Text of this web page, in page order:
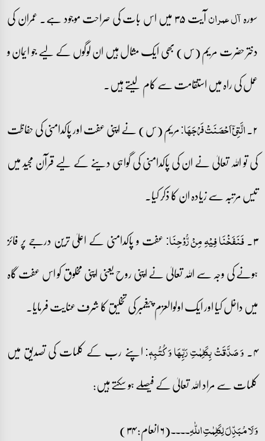
سورہآل عمران
آیت ۳۵ میں اس بات کی صراحت موجود ہے۔ عمران کی
دختر حضرت مریم (س) بھی ایک مثال ہیں ان لوگوں کے لیے جو ایمان و
عمل کی راہ میں استقامت سے کام لیتے ہیں۔
۲۔ الَّتِیۡۤ اَحۡصَنَتۡ فَرۡجَہَا:مریم (س) نے اپنی عفت اور پاکدامنی کی حفاظت
کی تو اللہ تعالیٰ نے ان کی پاکدامنی کی گواہی دینے کے لیے قرآن مجید میں
تیس مرتبہ سے زیادہ ان کا ذکر کیا۔
۳۔ فَنَفَخۡنَا فِیۡہِ مِنۡ رُّوۡحِنَا:عفت و پاکدامنی کے اعلیٰ ترین درجے پر فائز
ہونے کی وجہ سے اللہ تعالیٰ نے اپنی روح یعنی اپنی مخلوق کو اس عفت گاہ
میں داخل کیا اور ایک اولوالعزم پیغمبر کی تخلیق کا شرف عنایت فرمایا۔
۴۔ وَ صَدَّقَتۡ بِکَلِمٰتِ رَبِّہَا وَ کُتُبِہٖ:اپنے رب کے کلمات کی تصدیق میں
کلمات سے مراد اللہ تعالیٰ کے فیصلے ہو سکتے ہیں:
وَ لَا مُبَدِّلَ لِکَلِمٰتِ اللّٰہِ۔۔۔۔(۶ انعام: ۳۴)